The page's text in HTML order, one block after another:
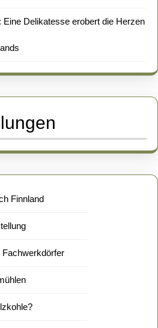
Delikatesse erobert die Herzen
Finnland
Fachwerkdörfer